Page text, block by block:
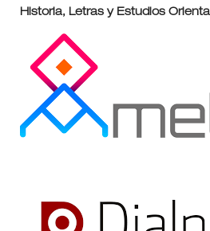
Historia, Letras y Estudios